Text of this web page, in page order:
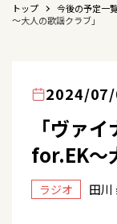
トップ 今後の予定一
～大人の歌謡クラブ」
2024/
「ヴァ
for.EK～
ラジオ 田